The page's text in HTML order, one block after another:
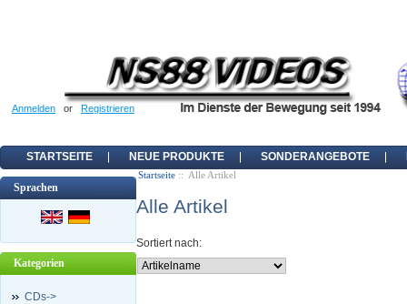
Anmelden or Registrieren
STARTSEITE NEUE PRODUKTE SONDERANGEBOTE
Sprachen
Kategorien
CDs->
Startseite :: Alle Artikel
Alle Artikel
Sortiert nach: